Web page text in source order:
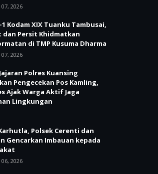
2026
1 Kodam XIX Tuanku Tambusai,
dan Persit Khidmatkan
di TMP Kusuma Dharma
2026
Polres Kuansing
Pengecekan Pos Kamling,
Ajak Warga Aktif Jaga
Lingkungan
Polsek Cerenti dan
Gencarkan Imbauan kepada
2026